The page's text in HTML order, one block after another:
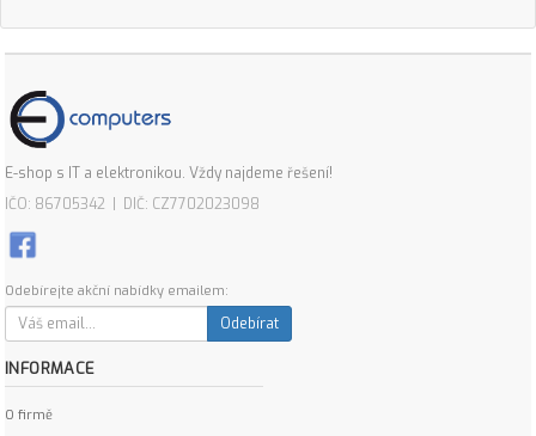
E-shop s IT a elektronikou. Vždy najdeme řešení!
IČO: 86705342 | DIČ: CZ7702023098
Odebírejte akční nabídky emailem:
Odebírat
INFORMACE
O firmě